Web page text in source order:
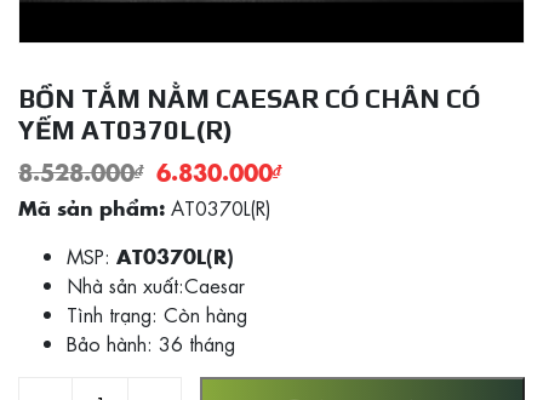
BỒN TẮM NẰM CAESAR CÓ CHÂN CÓ
YẾM AT0370L(R)
8.528.000₫ 6.830.000₫
Mã sản phẩm: AT0370L(R)
MSP: AT0370L(R)
Nhà sản xuất:Caesar
Tình trạng: Còn hàng
Bảo hành: 36 tháng
BỒN TẮM NẰM CAESAR CÓ CHÂN CÓ YẾM AT0370L(R)